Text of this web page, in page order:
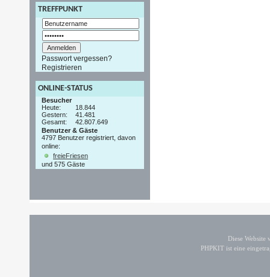
TREFFPUNKT
Passwort vergessen?
Registrieren
ONLINE-STATUS
Besucher
Heute:
18.844
Gestern:
41.481
Gesamt:
42.807.649
Benutzer & Gäste
4797 Benutzer registriert, davon
online:
freieFriesen
und 575 Gäste
Diese
PHPKIT ist eine